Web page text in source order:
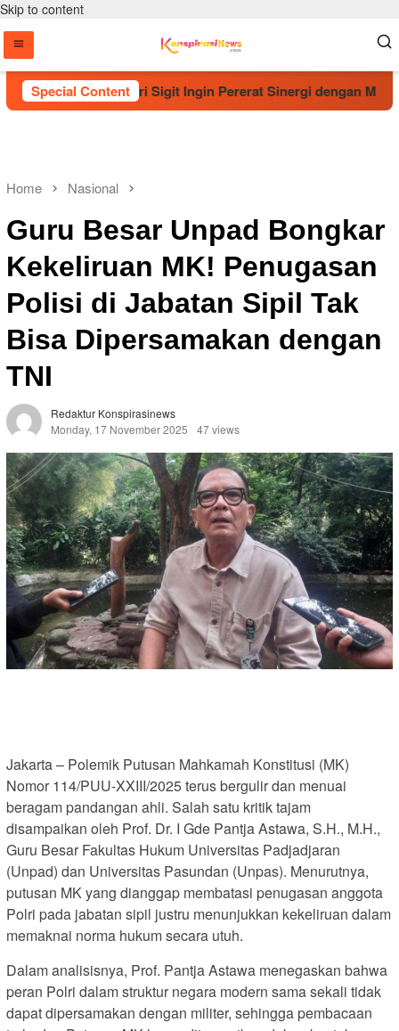
Skip to content
Special Content
Suci, Kapolri Sigit Ingin Pererat Sinergi dengan
Home Nasional
Guru Besar Unpad Bongkar
Kekeliruan MK! Penugasan
Polisi di Jabatan Sipil Tak
Bisa Dipersamakan dengan
TNI
Redaktur Konspirasinews
Monday, 17 November 2025
47 views
Jakarta – Polemik Putusan Mahkamah Konstitusi (MK)
Nomor 114/PUU-XXIII/2025 terus bergulir dan menuai
beragam pandangan ahli. Salah satu kritik tajam
disampaikan oleh Prof. Dr. I Gde Pantja Astawa, S.H., M.H.,
Guru Besar Fakultas Hukum Universitas Padjadjaran
(Unpad) dan Universitas Pasundan (Unpas). Menurutnya,
putusan MK yang dianggap membatasi penugasan anggota
Polri pada jabatan sipil justru menunjukkan kekeliruan dalam
memaknai norma hukum secara utuh.
Dalam analisisnya, Prof. Pantja Astawa menegaskan bahwa
peran Polri dalam struktur negara modern sama sekali tidak
dapat dipersamakan dengan militer, sehingga pembacaan